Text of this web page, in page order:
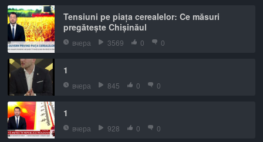
Tensiuni pe piața cerealelor: Ce măsuri
pregătește Chișinăul
вчера 3569 0 0
1
вчера 845 0 0
1
вчера 928 0 0